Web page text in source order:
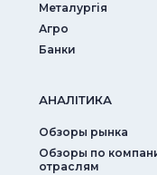
Металургія
Агро
Банки
АНАЛIТИКА
Обзоры рынка
Обзоры по
отраслям